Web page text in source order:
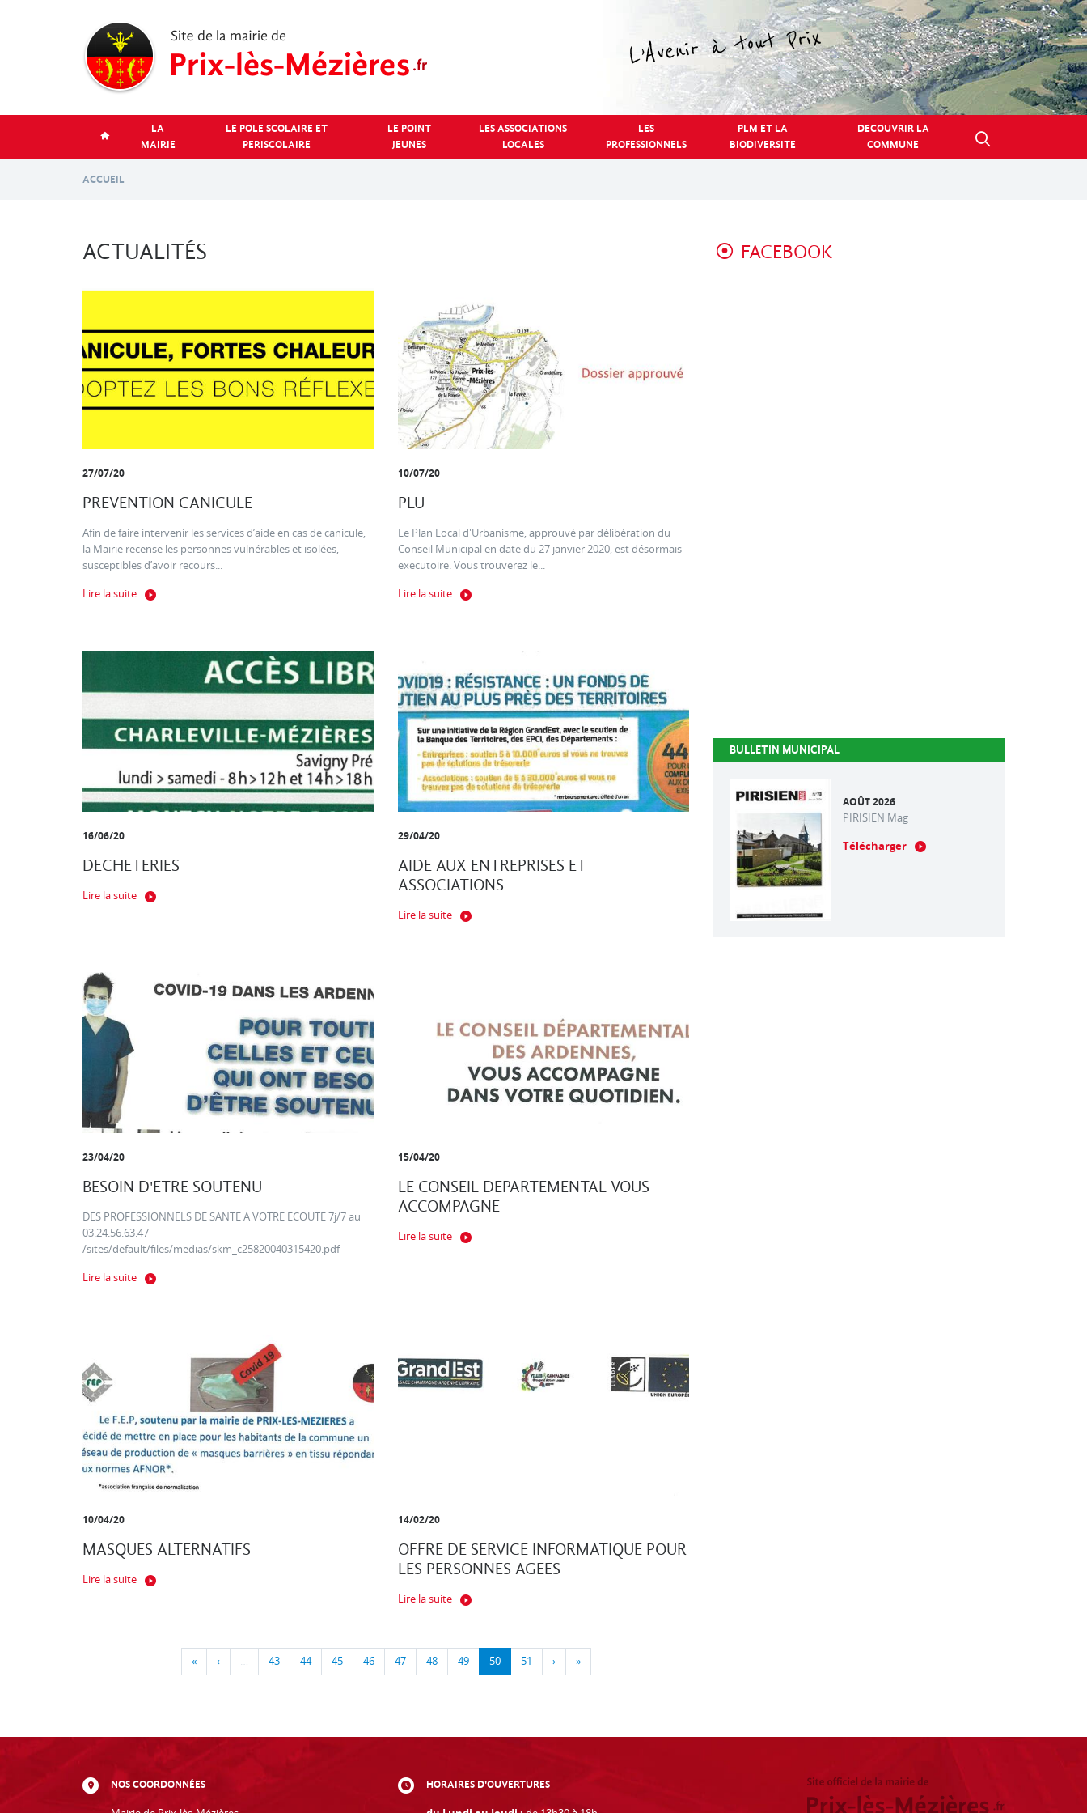
LA
MAIRIE
LE POLE SCOLAIRE ET
PERISCOLAIRE
LE POINT
JEUNES
LES ASSOCIATIONS
LOCALES
LES
PROFESSIONNELS
PLM ET LA
BIODIVERSITE
DECOUVRIR LA
COMMUNE
ACCUEIL
ACTUALITÉS
27/07/20
PREVENTION CANICULE
Afin de faire intervenir les services d’aide en cas de canicule,
la Mairie recense les personnes vulnérables et isolées,
susceptibles d’avoir recours...
Lire la suite
10/07/20
PLU
Le Plan Local d'Urbanisme, approuvé par délibération du
Conseil Municipal en date du 27 janvier 2020, est désormais
executoire. Vous trouverez le...
Lire la suite
16/06/20
DECHETERIES
Lire la suite
29/04/20
AIDE AUX ENTREPRISES ET
ASSOCIATIONS
Lire la suite
23/04/20
BESOIN D'ETRE SOUTENU
DES PROFESSIONNELS DE SANTE A VOTRE ECOUTE 7j/7 au
03.24.56.63.47
/sites/default/files/medias/skm_c25820040315420.pdf
Lire la suite
15/04/20
LE CONSEIL DEPARTEMENTAL VOUS
ACCOMPAGNE
Lire la suite
10/04/20
MASQUES ALTERNATIFS
Lire la suite
14/02/20
OFFRE DE SERVICE INFORMATIQUE POUR
LES PERSONNES AGEES
Lire la suite
« ‹ … 43 44 45 46 47 48 49 50 51 › »
FACEBOOK
BULLETIN MUNICIPAL
AOÛT 2026
PIRISIEN Mag
Télécharger
NOS COORDONNÉES HORAIRES D'OUVERTURES